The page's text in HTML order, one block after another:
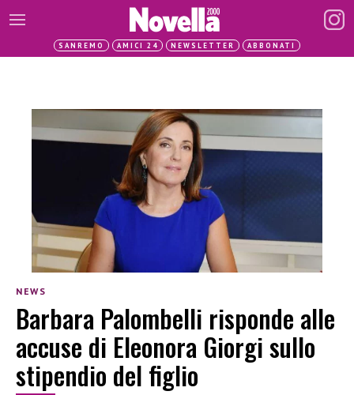
SANREMO AMICI 24 NEWSLETTER ABBONATI
NEWS
Barbara Palombelli risponde alle
accuse di Eleonora Giorgi sullo
stipendio del figlio